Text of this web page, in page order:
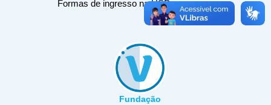
Formas de ingresso na USP
Fundação